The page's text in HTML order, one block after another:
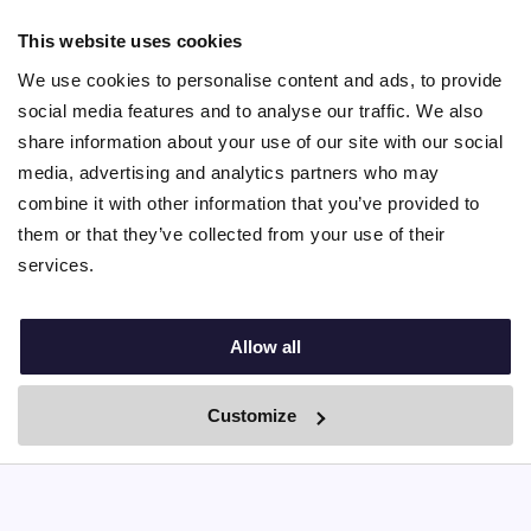
This website uses cookies
We use cookies to personalise content and ads, to provide
social media features and to analyse our traffic. We also
share information about your use of our site with our social
media, advertising and analytics partners who may
combine it with other information that you’ve provided to
them or that they’ve collected from your use of their
services.
Allow all
Customize
Au Pairs & Familie Stichting
Contact
info@nina.care
© 2010 – 2025 Nina.care –General Terms and Conditions
By Boei